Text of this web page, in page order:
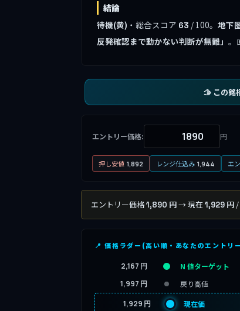
結論
待機(黄) ・総合スコア 63 / 100。 地下
反発確認まで動かない判断が無難」 。
🫱 この銘
エントリー価格: 円
押し安値 1,892 レンジ仕込み 1,944 エ
エントリー価格1,890 円→ 現在1,929 円 /
📍 価格ラダー(高い順・あなたのエントリ
2,167 円 N 値ターゲット
1,997 円 戻り高値
1,929 円 現在価